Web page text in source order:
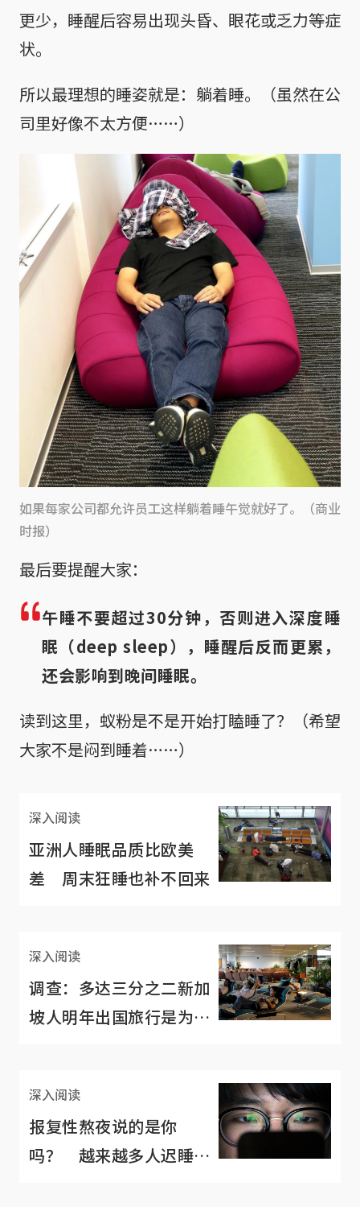
更少，睡醒后容易出现头昏、眼花或乏力等症
状。
所以最理想的睡姿就是：躺着睡。（虽然在公
司里好像不太方便……）
如果每家公司都允许员工这样躺着睡午觉就好了。（商业
时报）
最后要提醒大家：
午睡不要超过30分钟，否则进入深度睡
眠（deep sleep），睡醒后反而更累，
还会影响到晚间睡眠。
读到这里，蚁粉是不是开始打瞌睡了？（希望
大家不是闷到睡着……）
深入阅读
亚洲人睡眠品质比欧美
差 周末狂睡也补不回来
深入阅读
调查：多达三分之二新加
坡人明年出国旅行是为了
深入阅读
报复性熬夜说的是你
吗？ 越来越多人迟睡几